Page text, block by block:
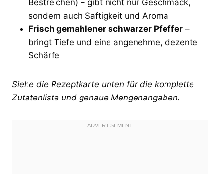
Bestreichen) – gibt nicht nur Geschmack,
sondern auch Saftigkeit und Aroma
Frisch gemahlener schwarzer Pfeffer –
bringt Tiefe und eine angenehme, dezente
Schärfe
Siehe die Rezeptkarte unten für die komplette
Zutatenliste und genaue Mengenangaben.